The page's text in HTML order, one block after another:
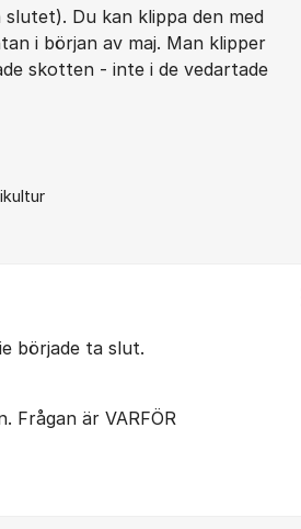
Du kan klippa den med
i början av maj. Man klipper
skotten - inte i de vedartade
började ta slut.
Frågan är VARFÖR